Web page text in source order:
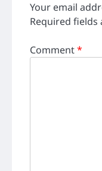
Your email
Required fields
Comment*